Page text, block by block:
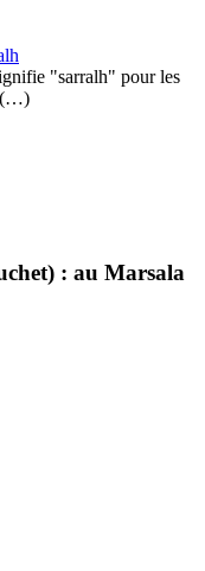
"sarralh" pour les
(…)
: au Marsala